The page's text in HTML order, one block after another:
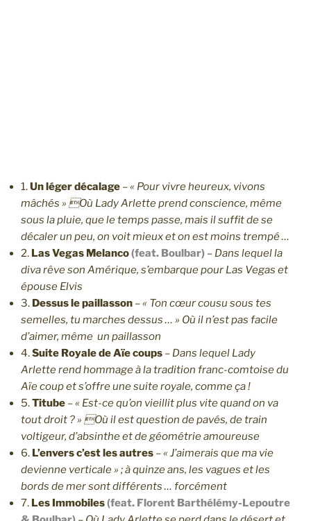
1.Un léger décalage –« Pour vivre heureux, vivons
mâchés » Où Lady Arlette prend conscience, même
sous la pluie, que le temps passe, mais il suffit de se
décaler un peu, on voit mieux et on est moins trempé …
2. Las Vegas Melanco(feat. Boulbar) – Dans lequel la
diva rêve son Amérique, s’embarque pour Las Vegas et
épouse Elvis
3. Dessus le paillasson –« Ton cœur cousu sous tes
semelles, tu marches dessus … » Où il n’est pas facile
d’aimer, même un paillasson
4.Suite Royale de Aïe coups – Dans lequel Lady
Arlette rend hommage à la tradition franc-comtoise du
Aïe coup et s’offre une suite royale, comme ça !
5.Titube –« Est-ce qu’on vieillit plus vite quand on va
tout droit ? » Où il est question de pavés, de train
voltigeur, d’absinthe et de géométrie amoureuse
6. L’envers c’est les autres –« J’aimerais que ma vie
devienne verticale » ; à quinze ans, les vagues et les
bords de mer sont différents … forcément
7. Les Immobiles(feat. Florent Barthélémy-Lepoutre